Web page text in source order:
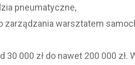
pneumatyczne,
zarządzania warsztatem
30 000 zł do nawet 200 000